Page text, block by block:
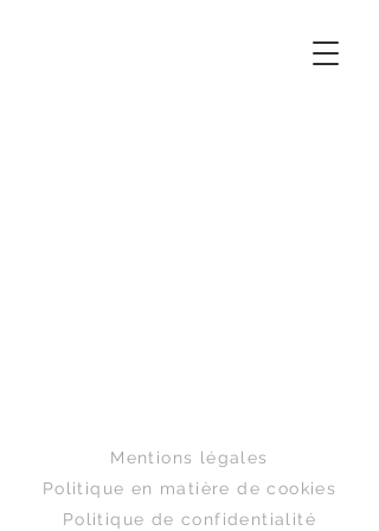
Mentions légales
Politique en matière de cookies
Politique de confidentialité